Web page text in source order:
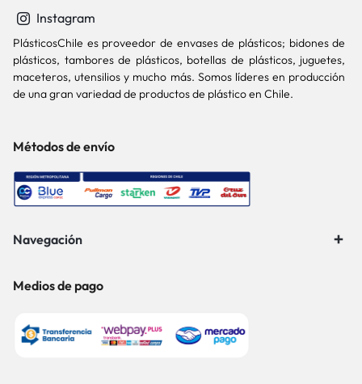
Instagram
PlásticosChile es proveedor de envases de plásticos; bidones de
plásticos, tambores de plásticos, botellas de plásticos, juguetes,
maceteros, utensilios y mucho más. Somos líderes en producción
de una gran variedad de productos de plástico en Chile.
Métodos de envío
Navegación
Medios de pago